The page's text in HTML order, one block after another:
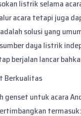
listrik selama
acara tetapi juga
solusi yang
daya listrik
berjalan lancar
Berkualitas
genset untuk acara
termasuk: